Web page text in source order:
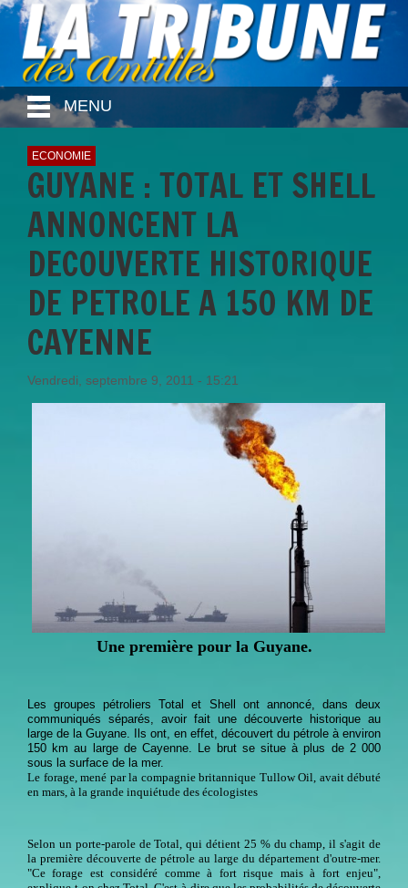
MENU
ECONOMIE
GUYANE : TOTAL ET SHELL
ANNONCENT LA
DECOUVERTE HISTORIQUE
DE PETROLE A 150 KM DE
CAYENNE
Vendredi, septembre 9, 2011 - 15:21
Une première pour la Guyane.
Les groupes pétroliers Total et Shell ont annoncé, dans deux
communiqués séparés, avoir fait une découverte historique au
large de la Guyane. Ils ont, en effet, découvert du pétrole à environ
150 km au large de Cayenne. Le brut se situe à plus de 2 000
sous la surface de la mer.
Le forage, mené par la compagnie britannique Tullow Oil, avait débuté
en mars, à la grande inquiétude des écologistes
Selon un porte-parole de Total, qui détient 25 % du champ, il s'agit de
la première découverte de pétrole au large du département d'outre-mer.
"Ce forage est considéré comme à fort risque mais à fort enjeu",